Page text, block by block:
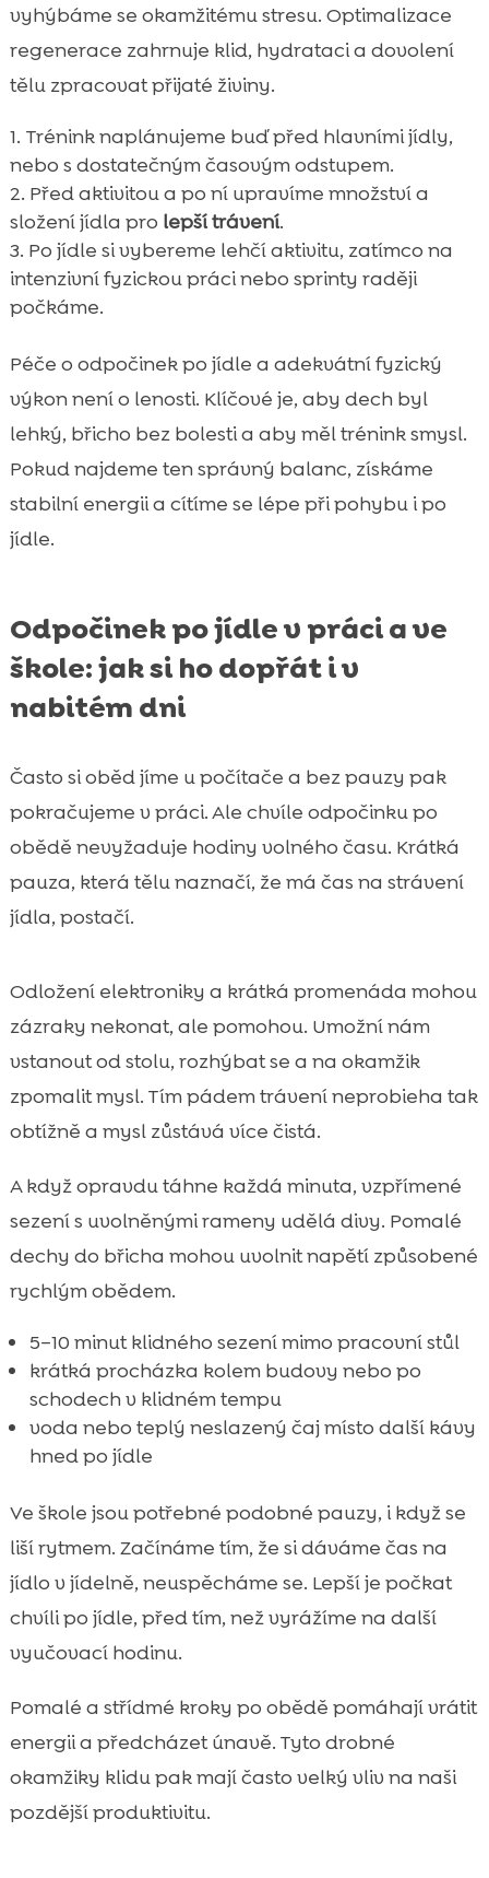
vyhýbáme se okamžitému stresu. Optimalizace
regenerace zahrnuje klid, hydrataci a dovolení
tělu zpracovat přijaté živiny.
Trénink naplánujeme buď před hlavními jídly,
nebo s dostatečným časovým odstupem.
Před aktivitou a po ní upravíme množství a
složení jídla pro lepší trávení.
Po jídle si vybereme lehčí aktivitu, zatímco na
intenzivní fyzickou práci nebo sprinty raději
počkáme.
Péče o odpočinek po jídle a adekvátní fyzický
výkon není o lenosti. Klíčové je, aby dech byl
lehký, břicho bez bolesti a aby měl trénink smysl.
Pokud najdeme ten správný balanc, získáme
stabilní energii a cítíme se lépe při pohybu i po
jídle.
Odpočinek po jídle v práci a ve
škole: jak si ho dopřát i v
nabitém dni
Často si oběd jíme u počítače a bez pauzy pak
pokračujeme v práci. Ale chvíle odpočinku po
obědě nevyžaduje hodiny volného času. Krátká
pauza, která tělu naznačí, že má čas na strávení
jídla, postačí.
Odložení elektroniky a krátká promenáda mohou
zázraky nekonat, ale pomohou. Umožní nám
vstanout od stolu, rozhýbat se a na okamžik
zpomalit mysl. Tím pádem trávení neprobieha tak
obtížně a mysl zůstává více čistá.
A když opravdu táhne každá minuta, vzpřímené
sezení s uvolněnými rameny udělá divy. Pomalé
dechy do břicha mohou uvolnit napětí způsobené
rychlým obědem.
5–10 minut klidného sezení mimo pracovní stůl
krátká procházka kolem budovy nebo po
schodech v klidném tempu
voda nebo teplý neslazený čaj místo další kávy
hned po jídle
Ve škole jsou potřebné podobné pauzy, i když se
liší rytmem. Začínáme tím, že si dáváme čas na
jídlo v jídelně, neuspěcháme se. Lepší je počkat
chvíli po jídle, před tím, než vyrážíme na další
vyučovací hodinu.
Pomalé a střídmé kroky po obědě pomáhají vrátit
energii a předcházet únavě. Tyto drobné
okamžiky klidu pak mají často velký vliv na naši
pozdější produktivitu.